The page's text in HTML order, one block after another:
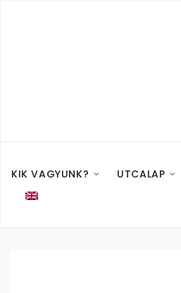
KIK VAGYUNK? UTCALAP